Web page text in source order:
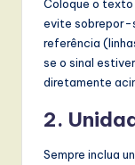
Coloque o texto
evite sobrepor-
referência
se o sinal
diretamente
2.
Sempre inclua